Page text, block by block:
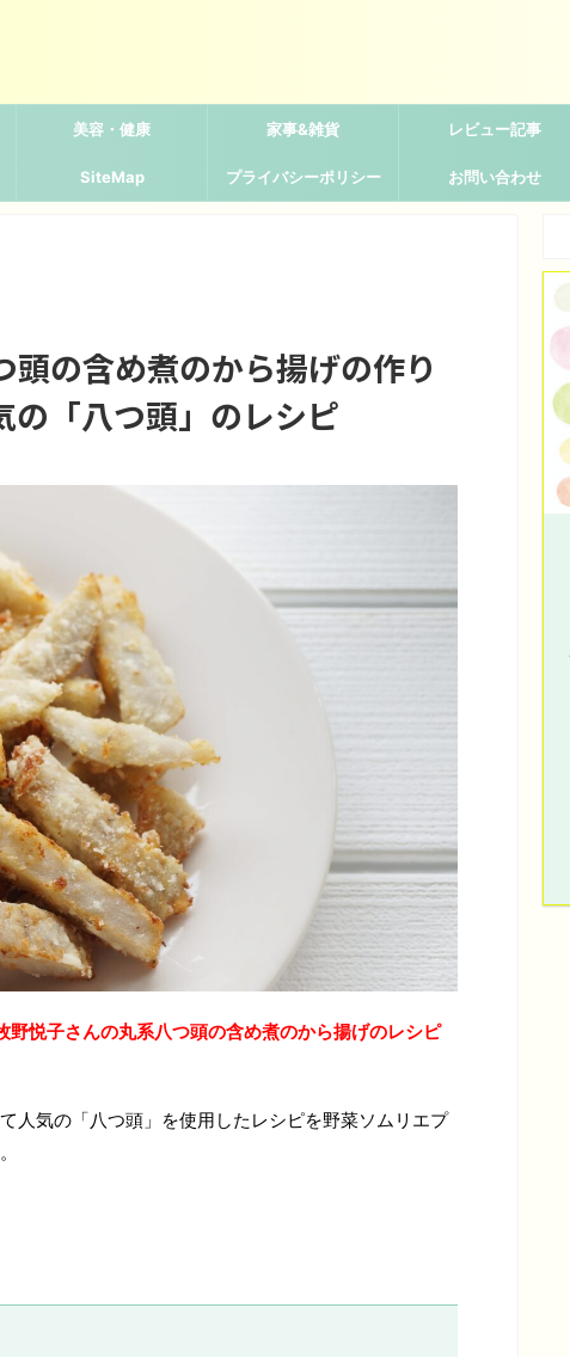
美容・健康 家事&雑貨 レビュー記事
SiteMap プライバシーポリシー お問い合わせ
頭の含め煮のから揚げの作り
の「八つ頭」のレシピ
野悦子さんの丸系八つ頭の含め煮のから揚げのレシピ
人気の「八つ頭」を使用したレシピを野菜ソムリエプ